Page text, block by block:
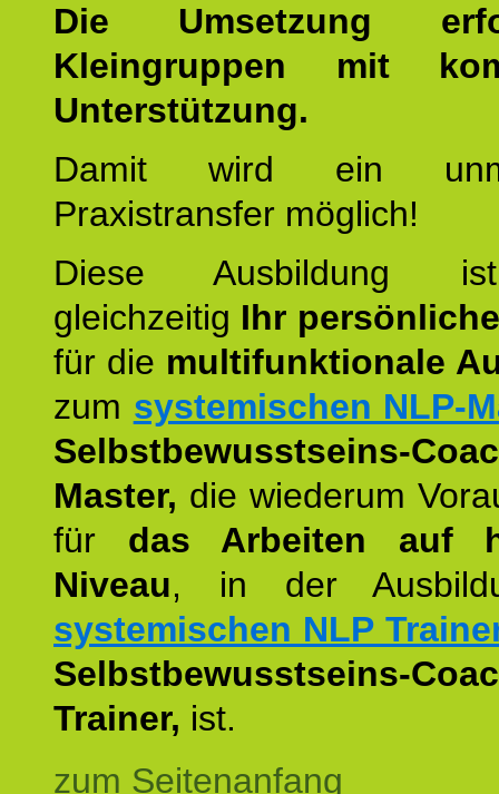
Die Umsetzung
Kleingruppen mit
Unterstützung.
Damit wird ein
Praxistransfer möglich!
Diese Ausbildung
gleichzeitig Ihr
für die multifunktionale
zum systemischen NLP-
Selbstbewusstseins-
Master, die wiederum
für das Arbeiten auf
Niveau, in der
systemischen NLP
Selbstbewusstseins-
Trainer, ist.
zum Seitenanfang